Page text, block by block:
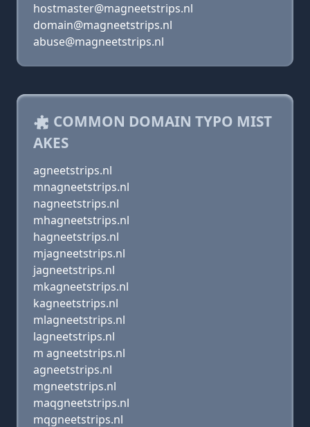
hostmaster@magneetstrips.nl
domain@magneetstrips.nl
abuse@magneetstrips.nl
COMMON DOMAIN TYPO MIST
AKES
agneetstrips.nl
mnagneetstrips.nl
nagneetstrips.nl
mhagneetstrips.nl
hagneetstrips.nl
mjagneetstrips.nl
jagneetstrips.nl
mkagneetstrips.nl
kagneetstrips.nl
mlagneetstrips.nl
lagneetstrips.nl
m agneetstrips.nl
agneetstrips.nl
mgneetstrips.nl
maqgneetstrips.nl
mqgneetstrips.nl